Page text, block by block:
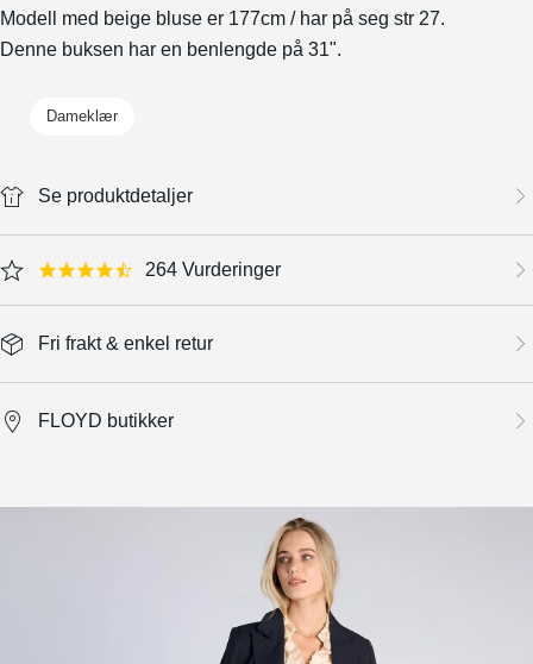
Modell med beige bluse er 177cm / har på seg str 27.
Denne buksen har en benlengde på 31".
Dameklær
Se produktdetaljer
4.5 star rating 264 Vurderinger
Fri frakt & enkel retur
FLOYD butikker